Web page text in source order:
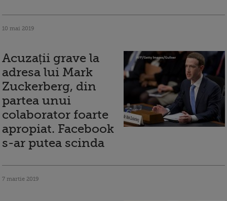
10 mai 2019
Acuzații grave la
adresa lui Mark
Zuckerberg, din
partea unui
colaborator foarte
apropiat. Facebook
s-ar putea scinda
7 martie 2019